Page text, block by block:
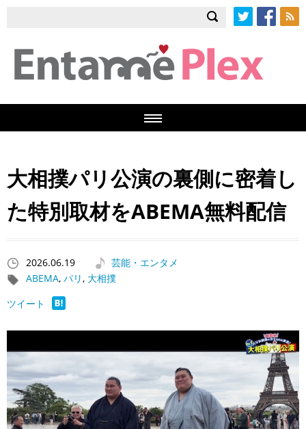
大相撲パリ公演の裏側に密着し
た特別取材をABEMA無料配信
2026.06.19
芸能・エンタメ
ABEMA, パリ, 大相撲
ツイート